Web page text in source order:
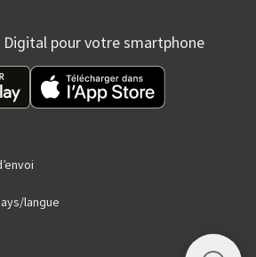
Digital pour votre smartphone
langue